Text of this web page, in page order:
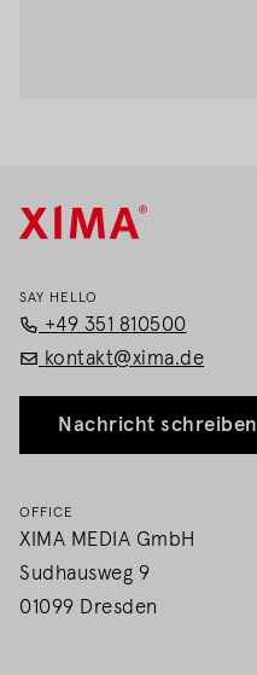
FUSSNAVIGATION
SAY HELLO
+49 351 810500
kontakt@xima.de
Nachricht schreiben
OFFICE
XIMA MEDIA GmbH
Sudhausweg 9
01099 Dresden